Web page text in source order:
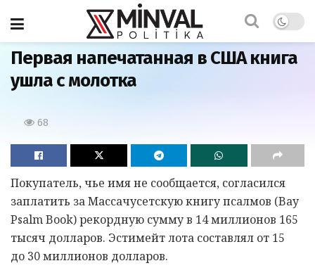
Главная
Первая напечатанная в США книга
ушла с молотка
68
Покупатель, чье имя не сообщается, согласился
заплатить за Массачусетскую книгу псалмов (Bay
Psalm Book) рекордную сумму в 14 миллионов 165
тысяч долларов. Эстимейт лота составлял от 15
до 30 миллионов долларов.